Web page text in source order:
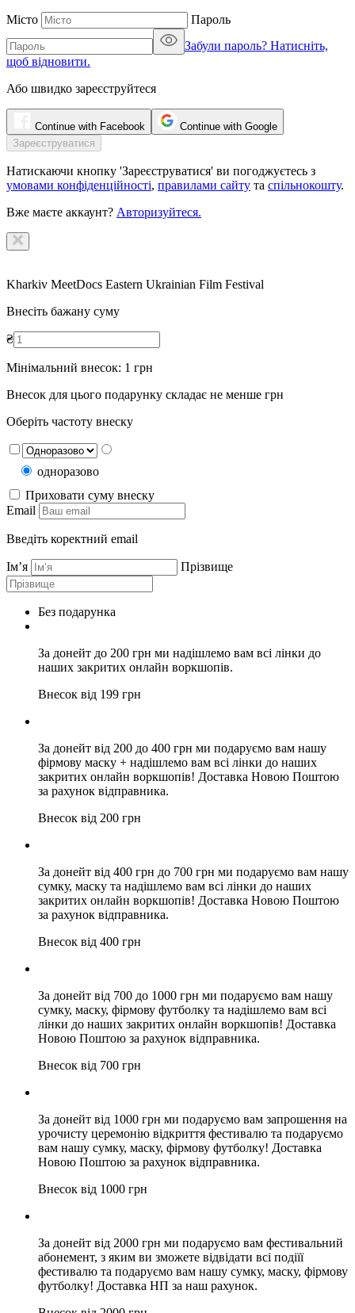
Місто
Пароль
Забули пароль? Натисніть,
щоб відновити.
Або швидко зареєструйтеся
Continue with Facebook Continue with Google
Натискаючи кнопку 'Зареєструватися' ви погоджуєтесь з
умовами конфіденційності, правилами сайту та спільнокошту.
Вже маєте аккаунт? Авторизуйтеся.
Kharkiv MeetDocs Eastern Ukrainian Film Festival
Внесіть бажану суму
₴
Мінімальний внесок: 1 грн
Внесок для цього подарунку складає не менше грн
Оберіть частоту внеску
одноразово
Приховати суму внеску
Email
Введіть коректний email
Ім’я Прізвище
Без подарунка
За донейт до 200 грн ми надішлемо вам всі лінки до
наших закритих онлайн воркшопів.
Внесок від 199 грн
За донейт від 200 до 400 грн ми подаруємо вам нашу
фірмову маску + надішлемо вам всі лінки до наших
закритих онлайн воркшопів! Доставка Новою Поштою
за рахунок відправника.
Внесок від 200 грн
За донейт від 400 грн до 700 грн ми подаруємо вам нашу
сумку, маску та надішлемо вам всі лінки до наших
закритих онлайн воркшопів! Доставка Новою Поштою
за рахунок відправника.
Внесок від 400 грн
За донейт від 700 до 1000 грн ми подаруємо вам нашу
сумку, маску, фірмову футболку та надішлемо вам всі
лінки до наших закритих онлайн воркшопів! Доставка
Новою Поштою за рахунок відправника.
Внесок від 700 грн
За донейт від 1000 грн ми подаруємо вам запрошення на
урочисту церемонію відкриття фестивалю та подаруємо
вам нашу сумку, маску, фірмову футболку! Доставка
Новою Поштою за рахунок відправника.
Внесок від 1000 грн
За донейт від 2000 грн ми подаруємо вам фестивальний
абонемент, з яким ви зможете відвідати всі подіїї
фестивалю та подаруємо вам нашу сумку, маску, фірмову
футболку! Доставка НП за наш рахунок.